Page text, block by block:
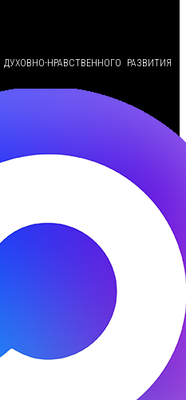
НРАВСТВЕННОГО РАЗВИТИЯ